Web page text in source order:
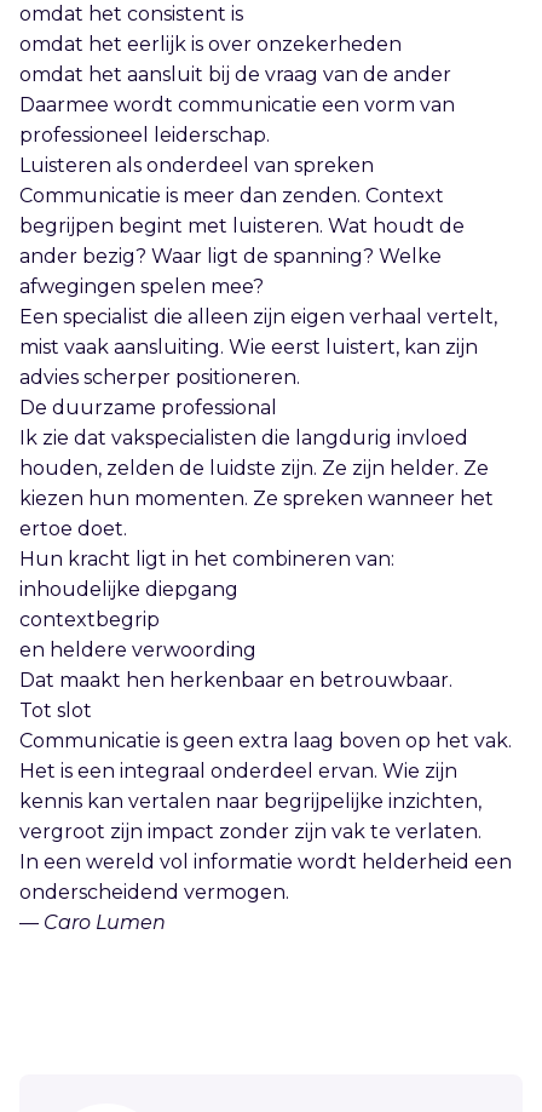
omdat het consistent is
omdat het eerlijk is over onzekerheden
omdat het aansluit bij de vraag van de ander
Daarmee wordt communicatie een vorm van
professioneel leiderschap.
Luisteren als onderdeel van spreken
Communicatie is meer dan zenden. Context
begrijpen begint met luisteren. Wat houdt de
ander bezig? Waar ligt de spanning? Welke
afwegingen spelen mee?
Een specialist die alleen zijn eigen verhaal vertelt,
mist vaak aansluiting. Wie eerst luistert, kan zijn
advies scherper positioneren.
De duurzame professional
Ik zie dat vakspecialisten die langdurig invloed
houden, zelden de luidste zijn. Ze zijn helder. Ze
kiezen hun momenten. Ze spreken wanneer het
ertoe doet.
Hun kracht ligt in het combineren van:
inhoudelijke diepgang
contextbegrip
en heldere verwoording
Dat maakt hen herkenbaar en betrouwbaar.
Tot slot
Communicatie is geen extra laag boven op het vak.
Het is een integraal onderdeel ervan. Wie zijn
kennis kan vertalen naar begrijpelijke inzichten,
vergroot zijn impact zonder zijn vak te verlaten.
In een wereld vol informatie wordt helderheid een
onderscheidend vermogen.
— Caro Lumen